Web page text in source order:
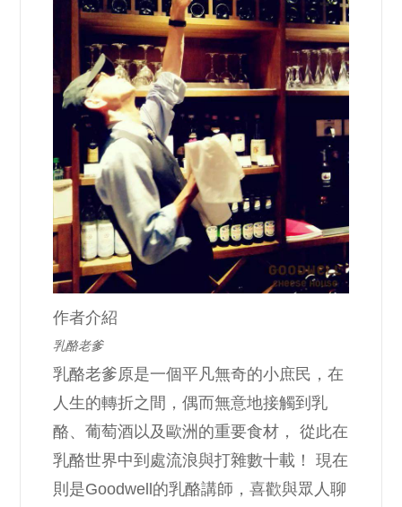
作者介紹
乳酪老爹
乳酪老爹原是一個平凡無奇的小庶民，在
人生的轉折之間，偶而無意地接觸到乳
酪、葡萄酒以及歐洲的重要食材， 從此在
乳酪世界中到處流浪與打雜數十載！ 現在
則是Goodwell的乳酪講師，喜歡與眾人聊